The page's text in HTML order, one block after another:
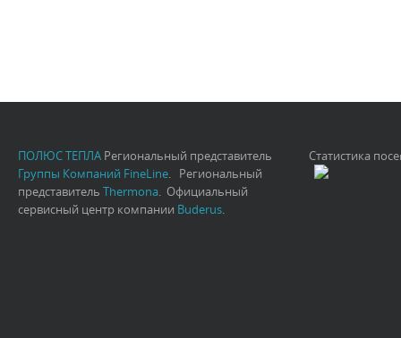
ПОЛЮС ТЕПЛА Региональный представитель
Группы Компаний FineLine. Региональный
представитель Thermona. Официальный
сервисный центр компании Buderus.
Статистика